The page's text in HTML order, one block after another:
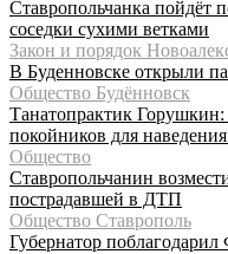
Ставропольчанка пойдёт
соседки сухими ветками
Закон и порядок
В Буденновске открыли
Общество Будённовск
Танатопрактик
покойников для
Общество
Ставропольчанин
пострадавшей в ДТП
Общество Ставрополь
Губернатор